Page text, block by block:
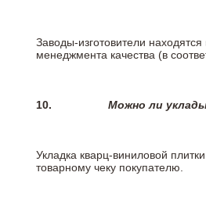
Заводы-изготовители
менеджмента качества (в
10. Можно ли
Укладка кварц-виниловой
товарному чеку покупателю.